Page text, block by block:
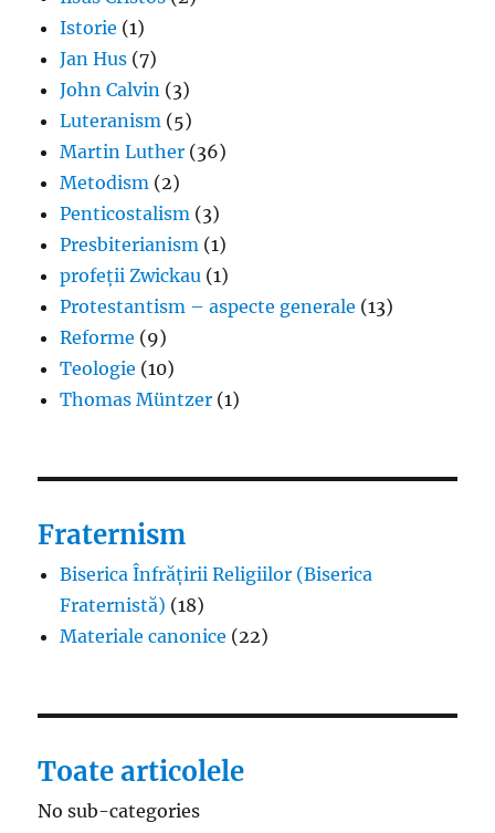
Istorie (1)
Jan Hus (7)
John Calvin (3)
Luteranism (5)
Martin Luther (36)
Metodism (2)
Penticostalism (3)
Presbiterianism (1)
profeții Zwickau (1)
Protestantism – aspecte generale (13)
Reforme (9)
Teologie (10)
Thomas Müntzer (1)
Fraternism
Biserica Înfrățirii Religiilor (Biserica
Fraternistă) (18)
Materiale canonice (22)
Toate articolele
No sub-categories